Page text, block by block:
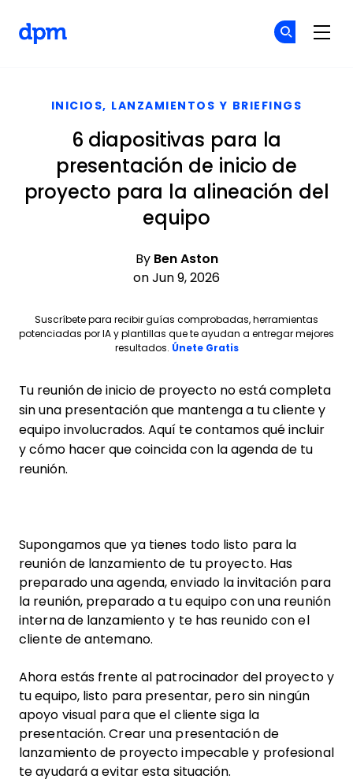
INICIOS, LANZAMIENTOS Y BRIEFINGS
6 diapositivas para la
presentación de inicio de
proyecto para la alineación del
equipo
By Ben Aston
on Jun 9, 2026
Suscríbete para recibir guías comprobadas, herramientas
potenciadas por IA y plantillas que te ayudan a entregar mejores
resultados. Únete GratisOpens new window
Tu reunión de inicio de proyecto no está completa
sin una presentación que mantenga a tu cliente y
equipo involucrados. Aquí te contamos qué incluir
y cómo hacer que coincida con la agenda de tu
reunión.
Supongamos que ya tienes todo listo para la
reunión de lanzamiento de tu proyecto. Has
preparado una agenda, enviado la invitación para
la reunión, preparado a tu equipo con una reunión
interna de lanzamiento y te has reunido con el
cliente de antemano.
Ahora estás frente al patrocinador del proyecto y
tu equipo, listo para presentar, pero sin ningún
apoyo visual para que el cliente siga la
presentación. Crear una presentación de
lanzamiento de proyecto impecable y profesional
te ayudará a evitar esta situación.